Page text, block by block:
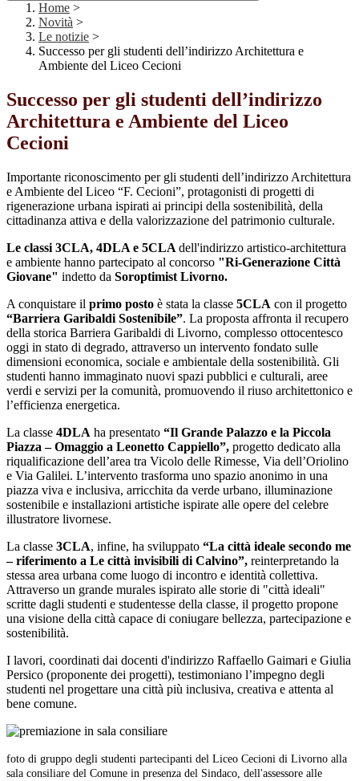
Home >
Novità >
Le notizie >
Successo per gli studenti dell’indirizzo Architettura e
Ambiente del Liceo Cecioni
Successo per gli studenti dell’indirizzo
Architettura e Ambiente del Liceo
Cecioni
Importante riconoscimento per gli studenti dell’indirizzo Architettura
e Ambiente del Liceo “F. Cecioni”, protagonisti di progetti di
rigenerazione urbana ispirati ai principi della sostenibilità, della
cittadinanza attiva e della valorizzazione del patrimonio culturale.
Le classi 3CLA, 4DLA e 5CLA dell'indirizzo artistico-architettura
e ambiente hanno partecipato al concorso "Ri-Generazione Città
Giovane" indetto da Soroptimist Livorno.
A conquistare il primo posto è stata la classe 5CLA con il progetto
“Barriera Garibaldi Sostenibile”. La proposta affronta il recupero
della storica Barriera Garibaldi di Livorno, complesso ottocentesco
oggi in stato di degrado, attraverso un intervento fondato sulle
dimensioni economica, sociale e ambientale della sostenibilità. Gli
studenti hanno immaginato nuovi spazi pubblici e culturali, aree
verdi e servizi per la comunità, promuovendo il riuso architettonico e
l’efficienza energetica.
La classe 4DLA ha presentato “Il Grande Palazzo e la Piccola
Piazza – Omaggio a Leonetto Cappiello”, progetto dedicato alla
riqualificazione dell’area tra Vicolo delle Rimesse, Via dell’Oriolino
e Via Galilei. L’intervento trasforma uno spazio anonimo in una
piazza viva e inclusiva, arricchita da verde urbano, illuminazione
sostenibile e installazioni artistiche ispirate alle opere del celebre
illustratore livornese.
La classe 3CLA, infine, ha sviluppato “La città ideale secondo me
– riferimento a Le città invisibili di Calvino”, reinterpretando la
stessa area urbana come luogo di incontro e identità collettiva.
Attraverso un grande murales ispirato alle storie di "città ideali"
scritte dagli studenti e studentesse della classe, il progetto propone
una visione della città capace di coniugare bellezza, partecipazione e
sostenibilità.
I lavori, coordinati dai docenti d'indirizzo Raffaello Gaimari e Giulia
Persico (proponente dei progetti), testimoniano l’impegno degli
studenti nel progettare una città più inclusiva, creativa e attenta al
bene comune.
foto di gruppo degli studenti partecipanti del Liceo Cecioni di Livorno alla
sala consiliare del Comune in presenza del Sindaco, dell'assessore alle